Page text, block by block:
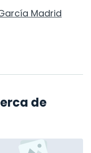
Madrid
de